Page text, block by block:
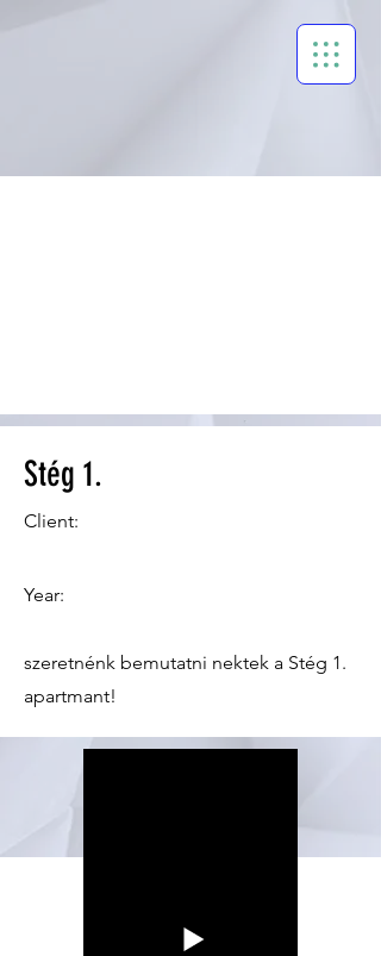
Stég 1.
Client:
Year:
szeretnénk bemutatni nektek a Stég 1.
apartmant!